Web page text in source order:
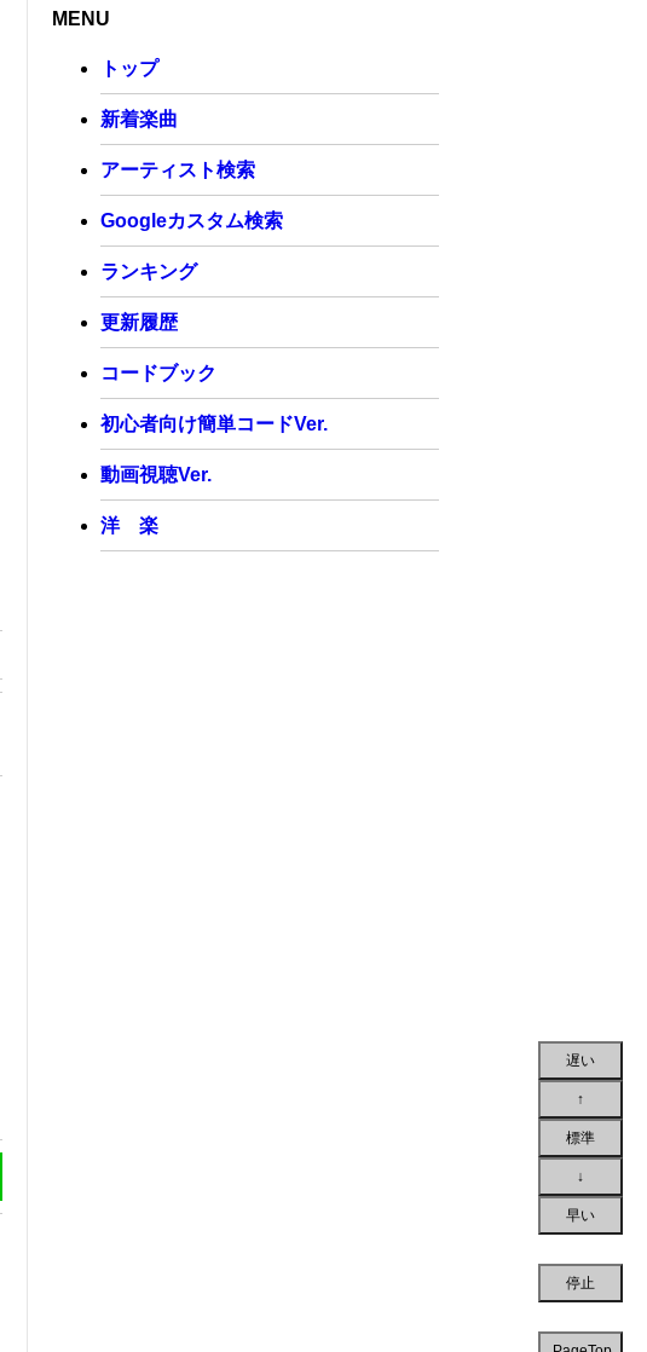
MENU
トップ
新着楽曲
アーティスト検索
Googleカスタム検索
ランキング
更新履歴
コードブック
初心者向け簡単コードVer.
動画視聴Ver.
洋 楽